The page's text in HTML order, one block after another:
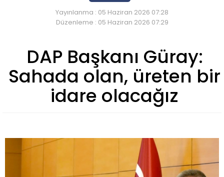
Yayınlanma : 05 Haziran 2026 07:28
Düzenleme : 05 Haziran 2026 07:29
DAP Başkanı Güray:
Sahada olan, üreten bir
idare olacağız